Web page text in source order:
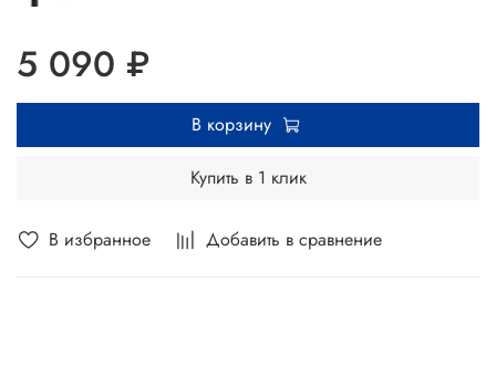
В избранное Добавить в сравнение
5 090 ₽
В корзину
Купить в 1 клик